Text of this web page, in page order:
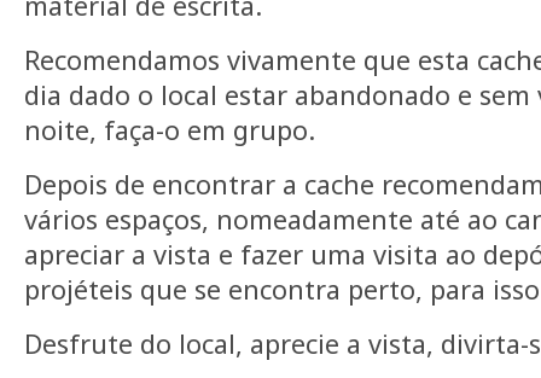
Recomendamos vivamente que esta
dia dado o local estar abandonado e sem
noite, faça-o em grupo.
Depois de encontrar a cache
vários espaços, nomeadamente até ao
apreciar a vista e fazer uma visita ao
projéteis que se encontra perto, para
Desfrute do local, aprecie a vista, divirta-